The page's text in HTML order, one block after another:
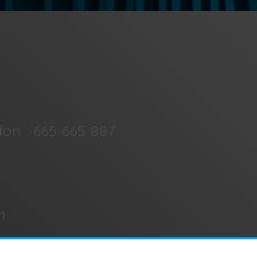
: 665 665 887